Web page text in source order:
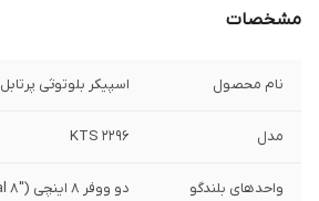
مشخصات
نام محصول اسپیکر بلوتوثی پرتابل
مدل KTS 2296
واحدهای بلندگو دو ووفر ۸ اینچی (Dual 8″) گزارش شده